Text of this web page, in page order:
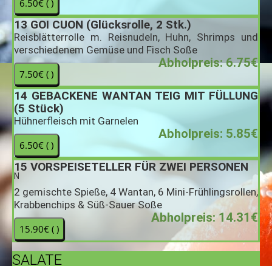
13GOI CUON (Glücksrolle, 2 Stk.)
Reisblätterrolle m. Reisnudeln, Huhn, Shrimps und
verschiedenem Gemüse und Fisch Soße
Abholpreis: 6.75€
14 GEBACKENE WANTAN TEIG MIT FÜLLUNG
(5 Stück)
Hühnerfleisch mit Garnelen
Abholpreis: 5.85€
15 VORSPEISETELLER FÜR ZWEI PERSONEN
N
2 gemischte Spieße, 4 Wantan, 6 Mini-Frühlingsrollen,
Krabbenchips & Süß-Sauer Soße
Abholpreis: 14.31€
SALATE